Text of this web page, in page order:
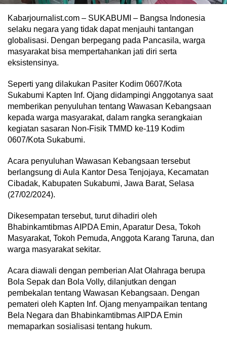
Kabarjournalist.com – SUKABUMI – Bangsa Indonesia
selaku negara yang tidak dapat menjauhi tantangan
globalisasi. Dengan berpegang pada Pancasila, warga
masyarakat bisa mempertahankan jati diri serta
eksistensinya.
Seperti yang dilakukan Pasiter Kodim 0607/Kota
Sukabumi Kapten Inf. Ojang didampingi Anggotanya saat
memberikan penyuluhan tentang Wawasan Kebangsaan
kepada warga masyarakat, dalam rangka serangkaian
kegiatan sasaran Non-Fisik TMMD ke-119 Kodim
0607/Kota Sukabumi.
Acara penyuluhan Wawasan Kebangsaan tersebut
berlangsung di Aula Kantor Desa Tenjojaya, Kecamatan
Cibadak, Kabupaten Sukabumi, Jawa Barat, Selasa
(27/02/2024).
Dikesempatan tersebut, turut dihadiri oleh
Bhabinkamtibmas AIPDA Emin, Aparatur Desa, Tokoh
Masyarakat, Tokoh Pemuda, Anggota Karang Taruna, dan
warga masyarakat sekitar.
Acara diawali dengan pemberian Alat Olahraga berupa
Bola Sepak dan Bola Volly, dilanjutkan dengan
pembekalan tentang Wawasan Kebangsaan. Dengan
pemateri oleh Kapten Inf. Ojang menyampaikan tentang
Bela Negara dan Bhabinkamtibmas AIPDA Emin
memaparkan sosialisasi tentang hukum.